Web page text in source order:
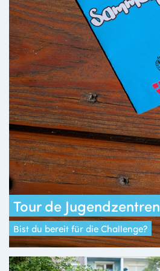
Tour de Jugendzentren
Bist du bereit für die Challenge?